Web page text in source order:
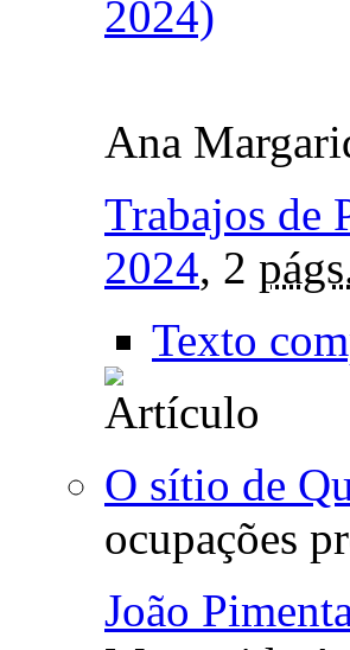
2024)
Ana
Trabajos de
2024, 2
Texto
O sítio de
ocupações
João